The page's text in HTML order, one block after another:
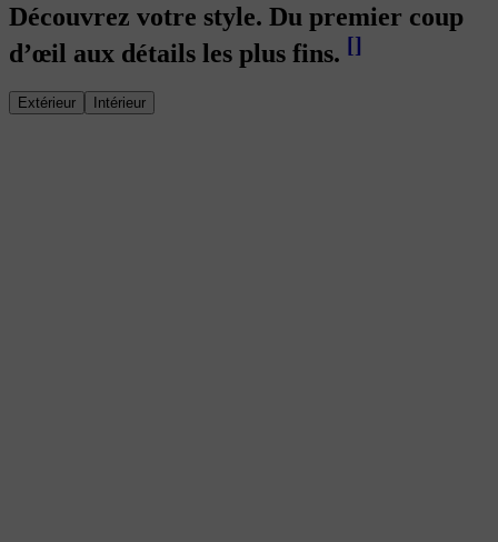
Découvrez votre style. Du premier coup
d’œil aux détails les plus fins. []
Extérieur Intérieur